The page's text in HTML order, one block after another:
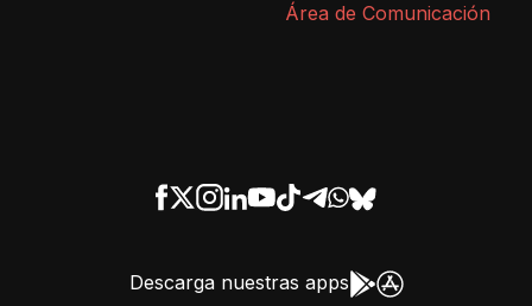
Área de Comunicación
Descarga nuestras apps